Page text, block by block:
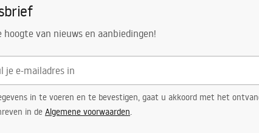
180
PVD
5 jaar
hoogte van nieuws en aanbiedingen!
in te voeren en te bevestigen, gaat u akkoord met het
in de Algemene voorwaarden.